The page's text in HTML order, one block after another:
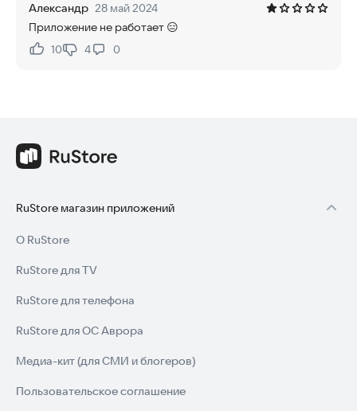
Александр 28 май 2024
Приложение не работает 😑
Нравится:
10Не нравится:
4 0
RuStore магазин приложений
О RuStore
RuStore для TV
RuStore для телефона
RuStore для ОС Аврора
Медиа-кит (для СМИ и блогеров)
Пользовательское соглашение